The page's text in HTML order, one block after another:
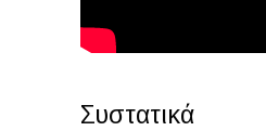
Συστατικά